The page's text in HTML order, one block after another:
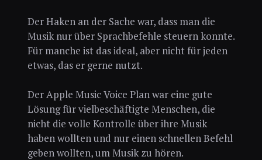
Der Haken an der Sache war, dass man die
Musik nur über Sprachbefehle steuern konnte.
Für manche ist das ideal, aber nicht für jeden
etwas, das er gerne nutzt.
Der Apple Music Voice Plan war eine gute
Lösung für vielbeschäftigte Menschen, die
nicht die volle Kontrolle über ihre Musik
haben wollten und nur einen schnellen Befehl
geben wollten, um Musik zu hören.